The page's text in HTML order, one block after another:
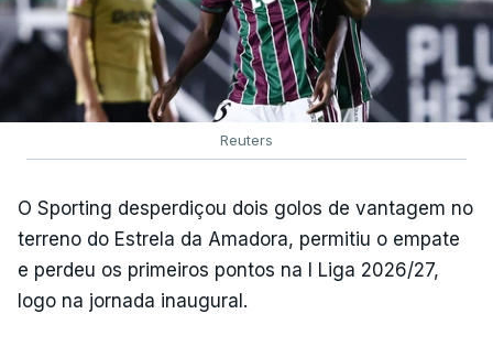
Reuters
O Sporting desperdiçou dois golos de vantagem no
terreno do Estrela da Amadora, permitiu o empate
e perdeu os primeiros pontos na I Liga 2026/27,
logo na jornada inaugural.